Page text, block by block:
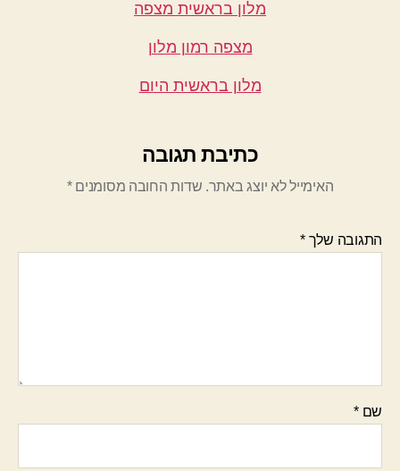
מלון בראשית מצפה
מצפה רמון מלון
מלון בראשית היום
כתיבת תגובה
האימייל לא יוצג באתר. שדות החובה מסומנים*
התגובה שלך*
שם*